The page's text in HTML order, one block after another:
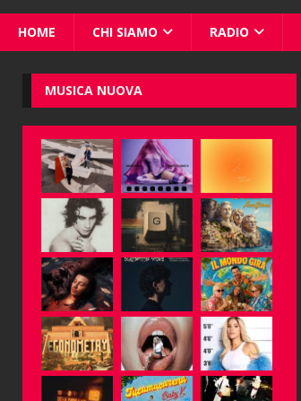
HOME CHI SIAMO RADIO
MUSICA NUOVA